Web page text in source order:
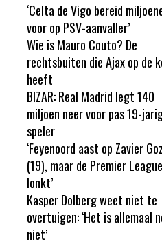
‘Celta de Vigo bereid
voor op PSV-aanvaller’
Wie is Mauro Couto? De
rechtsbuiten die Ajax op de
heeft
BIZAR: Real Madrid legt 140
miljoen neer voor pas 19-
speler
‘Feyenoord aast op Zavier
(19), maar de Premier League
lonkt’
Kasper Dolberg weet niet te
overtuigen: ‘Het is allemaal
niet’